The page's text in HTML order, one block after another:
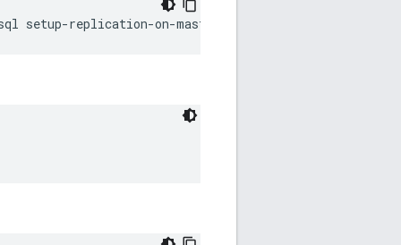
setup-replication-on-master -f